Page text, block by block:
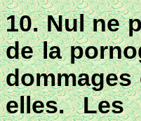
10. Nul ne
de la
elles. Les